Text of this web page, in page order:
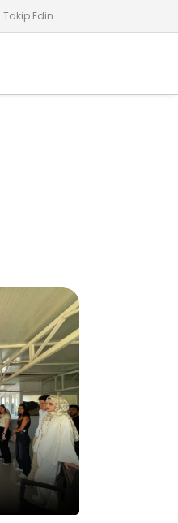
Politika
Takip Edin